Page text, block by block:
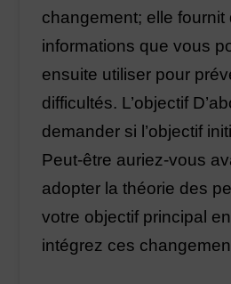
changement; elle
informations que vous
ensuite utiliser pour
difficultés. L’objectif
demander si l’objectif
Peut-être auriez-vous
adopter la théorie des
votre objectif principal
intégrez ces